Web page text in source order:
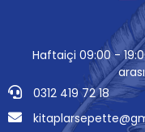
Haftaiçi 09:00 -
0312 419 72 18